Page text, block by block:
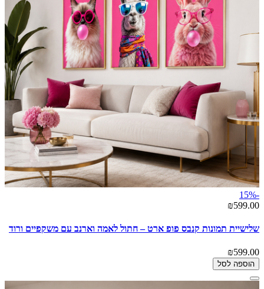
-15%
₪599.00
שלישיית תמונות קנבס פופ ארט – חתול לאמה וארנב עם משקפיים ורוד
₪599.00
הוספה לסל